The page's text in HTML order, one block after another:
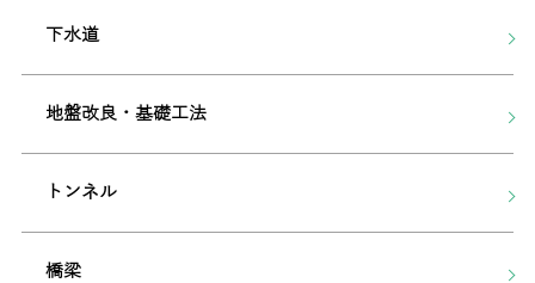
下水道
地盤改良・基礎工法
トンネル
橋梁